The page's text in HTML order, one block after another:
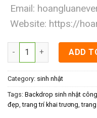
Email:
Website: https://
Backdrop sinh nhật công
ADD
Category: sinh nhật
Tags: Backdrop sinh nhật
đẹp ,trang trí khai trương ,